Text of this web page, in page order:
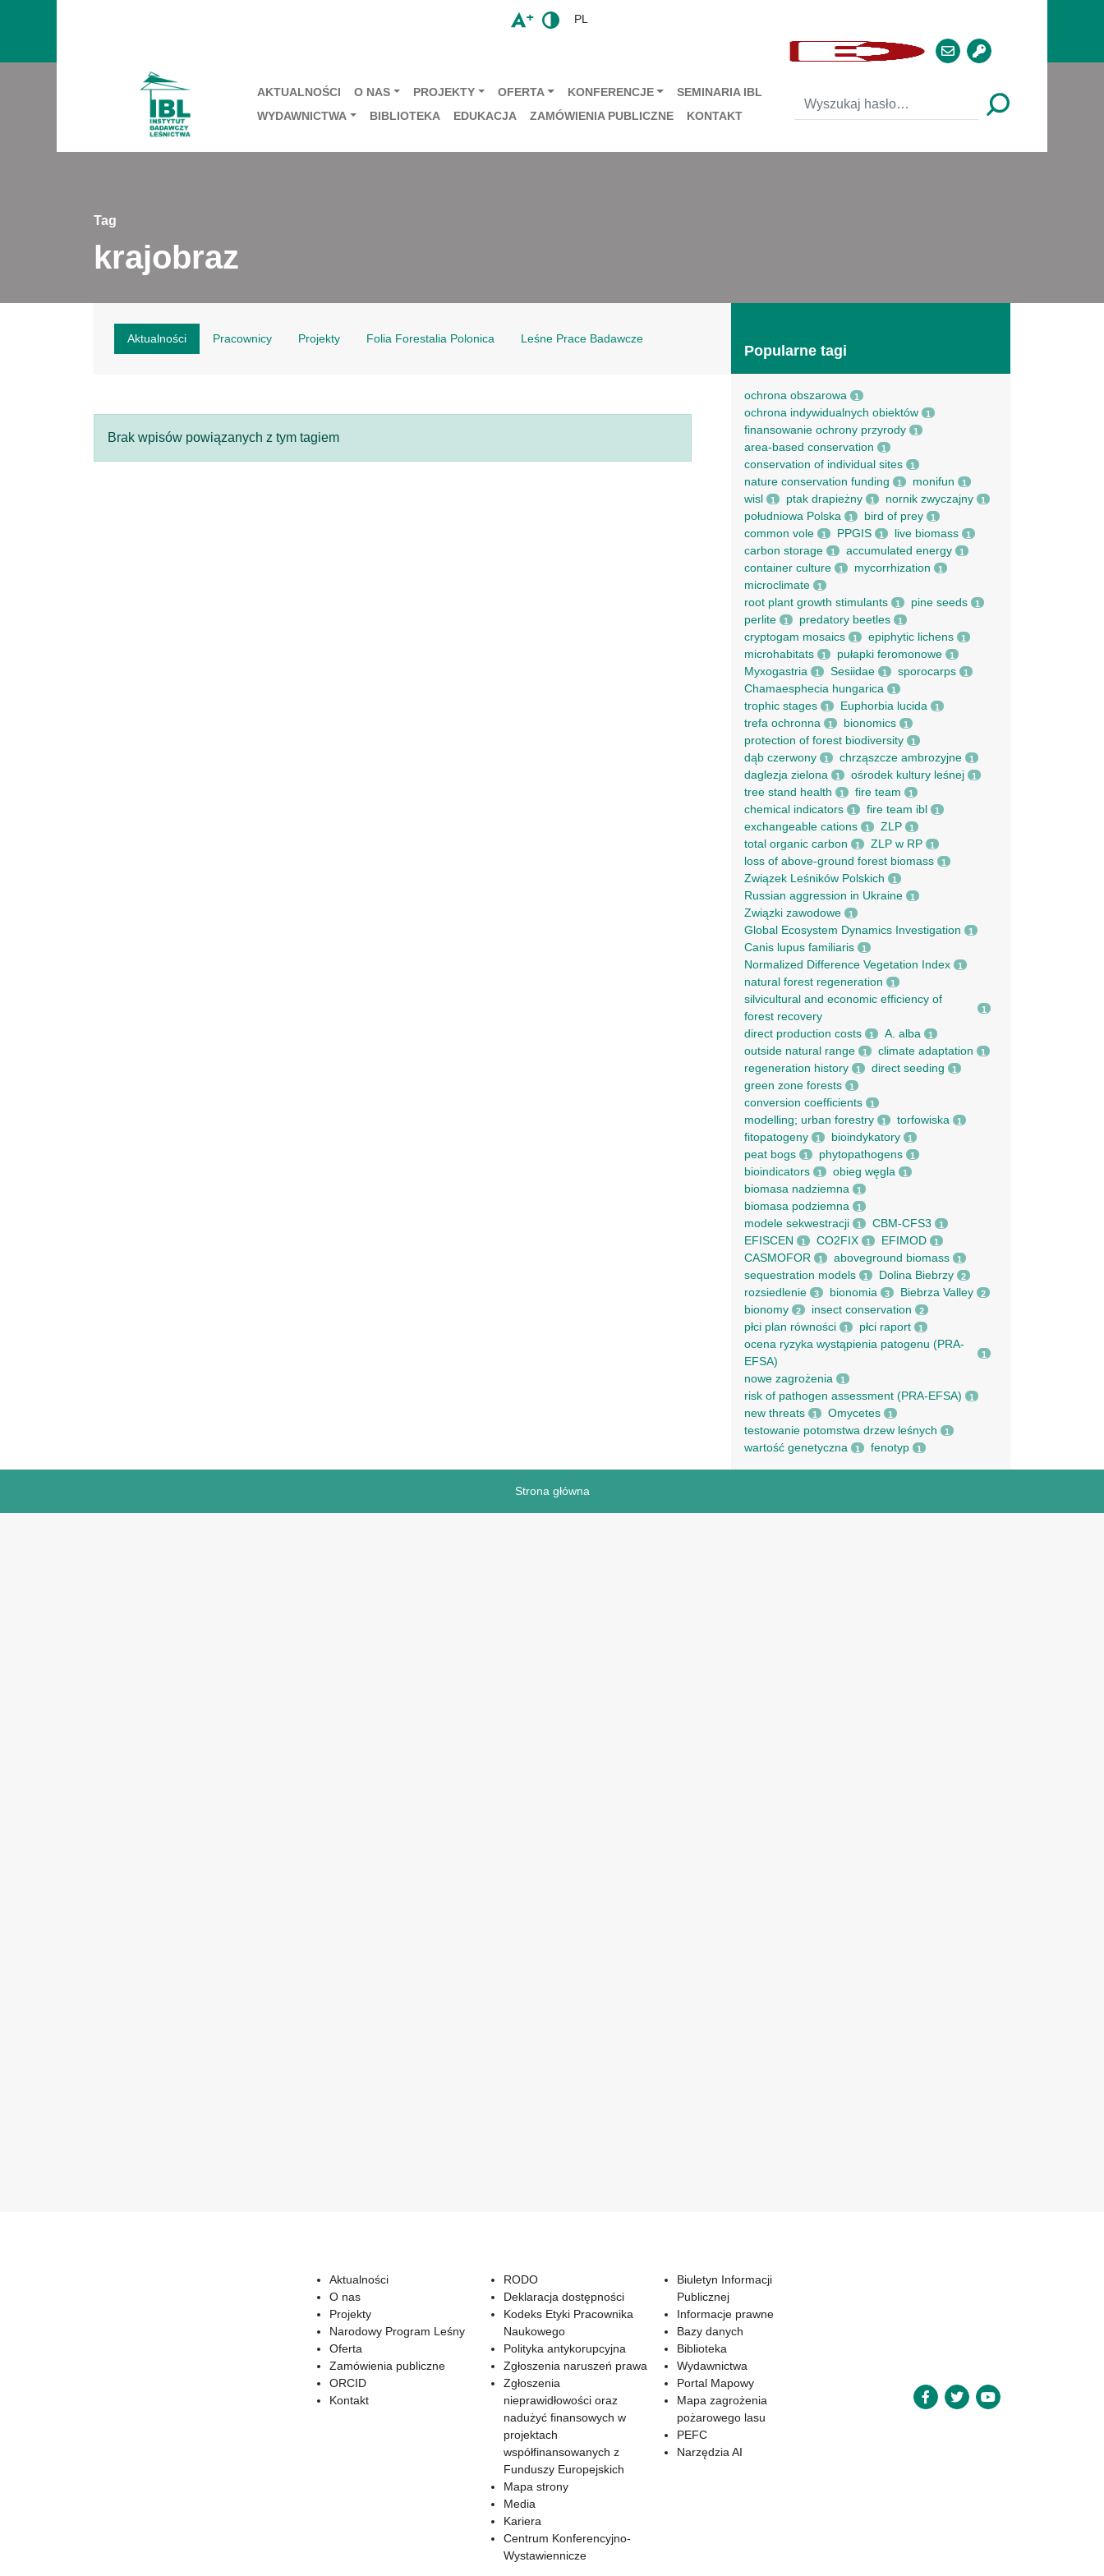
PL
AKTUALNOŚCI O NAS PROJEKTY OFERTA KONFERENCJE
SEMINARIA IBL
WYDAWNICTWA
BIBLIOTEKA EDUKACJA ZAMÓWIENIA PUBLICZNE KONTAKT
Tag
krajobraz
Aktualności Pracownicy Projekty Folia Forestalia Polonica Leśne Prace Badawcze
Brak wpisów powiązanych z tym tagiem
Popularne tagi
ochrona obszarowa 1
ochrona indywidualnych obiektów 1
finansowanie ochrony przyrody 1
area-based conservation 1
conservation of individual sites 1
nature conservation funding 1 monifun 1
wisl 1 ptak drapieżny 1 nornik zwyczajny 1
południowa Polska 1 bird of prey 1
common vole 1 PPGIS 1 live biomass 1
carbon storage 1 accumulated energy 1
container culture 1 mycorrhization 1
microclimate 1
root рlant growth stimulants 1 pine seeds 1
perlite 1 predatory beetles 1
cryptogam mosaics 1 epiphytic lichens 1
microhabitats 1 pułapki feromonowe 1
Myxogastria 1 Sesiidae 1 sporocarps 1
Chamaesphecia hungarica 1
trophic stages 1 Euphorbia lucida 1
trefa ochronna 1 bionomics 1
protection of forest biodiversity 1
dąb czerwony 1 chrząszcze ambrozyjne 1
daglezja zielona 1 ośrodek kultury leśnej 1
tree stand health 1 fire team 1
chemical indicators 1 fire team ibl 1
exchangeable cations 1 ZLP 1
total organic carbon 1 ZLP w RP 1
loss of above-ground forest biomass 1
Związek Leśników Polskich 1
Russian aggression in Ukraine 1
Związki zawodowe 1
Global Ecosystem Dynamics Investigation 1
Canis lupus familiaris 1
Normalized Difference Vegetation Index 1
natural forest regeneration 1
silvicultural and economic efficiency of
forest recovery
1
direct production costs 1 A. alba 1
outside natural range 1 climate adaptation 1
regeneration history 1 direct seeding 1
green zone forests 1
conversion coefficients 1
modelling; urban forestry 1 torfowiska 1
fitopatogeny 1 bioindykatory 1
peat bogs 1 phytopathogens 1
bioindicators 1 obieg węgla 1
biomasa nadziemna 1
biomasa podziemna 1
modele sekwestracji 1 CBM-CFS3 1
EFISCEN 1 CO2FIX 1 EFIMOD 1
CASMOFOR 1 aboveground biomass 1
sequestration models 1 Dolina Biebrzy 2
rozsiedlenie 3 bionomia 3 Biebrza Valley 2
bionomy 2 insect conservation 2
płci plan równości 1 płci raport 1
ocena ryzyka wystąpienia patogenu (PRA-
EFSA)
1
nowe zagrożenia 1
risk of pathogen assessment (PRA-EFSA) 1
new threats 1 Omycetes 1
testowanie potomstwa drzew leśnych 1
wartość genetyczna 1 fenotyp 1
Strona główna
Aktualności
O nas
Projekty
Narodowy Program Leśny
Oferta
Zamówienia publiczne
ORCID
Kontakt
RODO
Deklaracja dostępności
Kodeks Etyki Pracownika
Naukowego
Polityka antykorupcyjna
Zgłoszenia naruszeń prawa
Zgłoszenia
nieprawidłowości oraz
nadużyć finansowych w
projektach
współfinansowanych z
Funduszy Europejskich
Mapa strony
Media
Kariera
Centrum Konferencyjno-
Wystawiennicze
Biuletyn Informacji
Publicznej
Informacje prawne
Bazy danych
Biblioteka
Wydawnictwa
Portal Mapowy
Mapa zagrożenia
pożarowego lasu
PEFC
Narzędzia AI